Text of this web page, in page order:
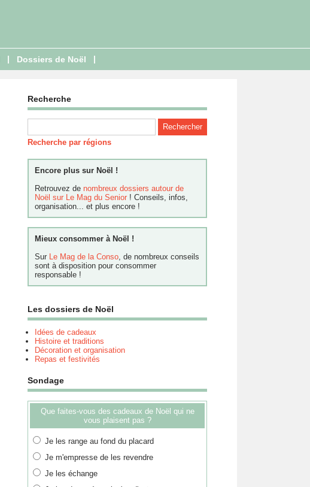
| Dossiers de Noël |
Recherche
Recherche par régions
Encore plus sur Noël !
Retrouvez de nombreux dossiers autour de
Noël sur Le Mag du Senior ! Conseils, infos,
organisation... et plus encore !
Mieux consommer à Noël !
Sur Le Mag de la Conso, de nombreux conseils
sont à disposition pour consommer
responsable !
Les dossiers de Noël
Idées de cadeaux
Histoire et traditions
Décoration et organisation
Repas et festivités
Sondage
Que faites-vous des cadeaux de Noël qui ne
vous plaisent pas ?
Je les range au fond du placard
Je m'empresse de les revendre
Je les échange